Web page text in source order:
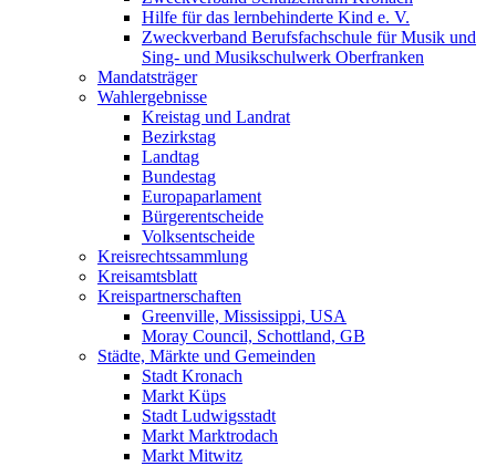
Hilfe für das lernbehinderte Kind e. V.
Zweckverband Berufsfachschule für Musik und
Sing- und Musikschulwerk Oberfranken
Mandatsträger
Wahlergebnisse
Kreistag und Landrat
Bezirkstag
Landtag
Bundestag
Europaparlament
Bürgerentscheide
Volksentscheide
Kreisrechtssammlung
Kreisamtsblatt
Kreispartnerschaften
Greenville, Mississippi, USA
Moray Council, Schottland, GB
Städte, Märkte und Gemeinden
Stadt Kronach
Markt Küps
Stadt Ludwigsstadt
Markt Marktrodach
Markt Mitwitz